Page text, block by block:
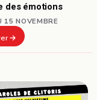
des émotions
15 NOVEMBRE